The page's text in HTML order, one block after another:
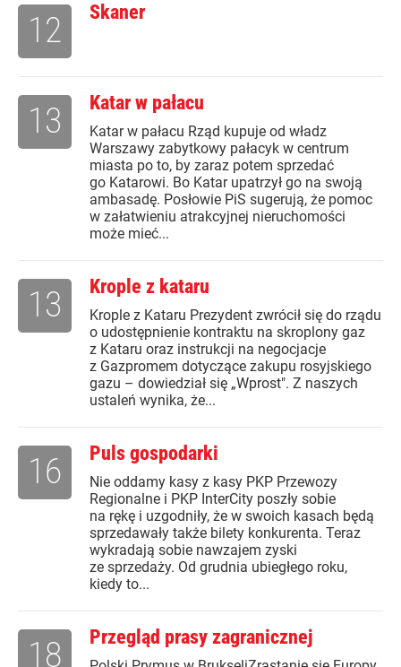
Skaner
12
Katar w pałacu
Katar w pałacu Rząd kupuje od władz
Warszawy zabytkowy pałacyk w centrum
miasta po to, by zaraz potem sprzedać
go Katarowi. Bo Katar upatrzył go na swoją
ambasadę. Posłowie PiS sugerują, że pomoc
w załatwieniu atrakcyjnej nieruchomości
może mieć...
13
Krople z kataru
Krople z Kataru Prezydent zwrócił się do rządu
o udostępnienie kontraktu na skroplony gaz
z Kataru oraz instrukcji na negocjacje
z Gazpromem dotyczące zakupu rosyjskiego
gazu – dowiedział się „Wprost". Z naszych
ustaleń wynika, że...
13
Puls gospodarki
Nie oddamy kasy z kasy PKP Przewozy
Regionalne i PKP InterCity poszły sobie
na rękę i uzgodniły, że w swoich kasach będą
sprzedawały także bilety konkurenta. Teraz
wykradają sobie nawzajem zyski
ze sprzedaży. Od grudnia ubiegłego roku,
kiedy to...
16
Przegląd prasy zagranicznej
18